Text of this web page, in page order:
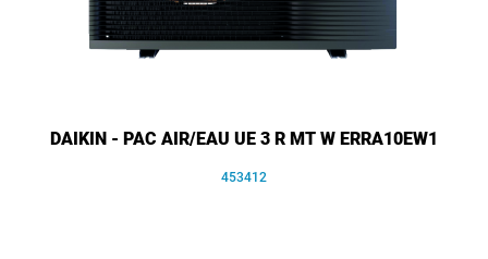
DAIKIN - PAC AIR/EAU UE 3 R MT W ERRA10EW1
453412